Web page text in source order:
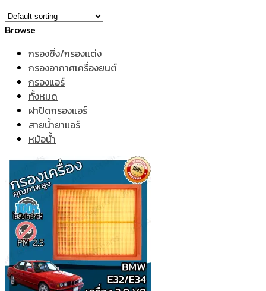
Browse
กรองซิ่ง/กรองแต่ง
กรองอากาศเครื่องยนต์
กรองแอร์
ทั้งหมด
ฝาปิดกรองแอร์
สายน้ำยาแอร์
หม้อน้ำ